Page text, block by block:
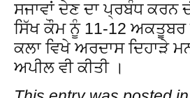
ਸਜਾਵਾਂ ਦੇਣ ਦਾ ਪ੍ਰਬੰਧ ਕਰਨ
ਸਿੱਖ ਕੌਮ ਨੂੰ 11-12
ਕਲਾ ਵਿਖੇ ਅਰਦਾਸ ਦਿਹਾੜੇ
ਅਪੀਲ ਵੀ ਕੀਤੀ ।